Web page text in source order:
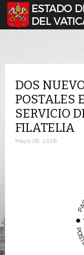
Seleccione su idioma
DOS
POSTALES
SERVICIO
FILATELIA
Mayo 28, 2026